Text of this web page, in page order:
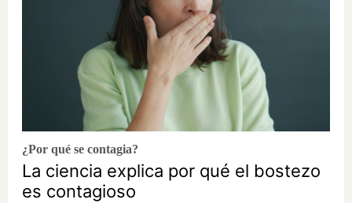
¿Por qué se contagia?
La ciencia explica por qué el bostezo
es contagioso